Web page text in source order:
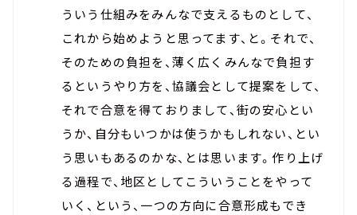
ういう仕組みをみんなで支えるものとして、
これから始めようと思ってます、と。それで、
そのための負担を、薄く広くみんなで負担す
るというやり方を、協議会として提案をして、
それで合意を得ておりまして、街の安心とい
うか、自分もいつかは使うかもしれない、とい
う思いもあるのかな、とは思います。作り上げ
る過程で、地区としてこういうことをやって
いく、という、一つの方向に合意形成もでき